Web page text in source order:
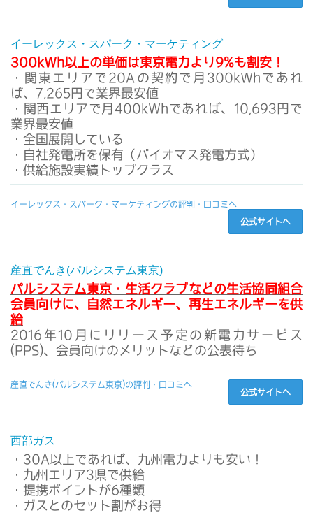
イーレックス・スパーク・マーケティング
300kWh以上の単価は東京電力より9%も割安！
・関東エリアで20Aの契約で月300kWhであれ
ば、7,265円で業界最安値
・関西エリアで月400kWhであれば、10,693円で
業界最安値
・全国展開している
・自社発電所を保有（バイオマス発電方式）
・供給施設実績トップクラス
イーレックス・スパーク・マーケティングの評判・口コミへ
公式サイトへ
産直でんき(パルシステム東京)
パルシステム東京・生活クラブなどの生活協同組合
会員向けに、自然エネルギー、再生エネルギーを供
給
2016年10月にリリース予定の新電力サービス
(PPS)、会員向けのメリットなどの公表待ち
産直でんき(パルシステム東京)の評判・口コミへ
公式サイトへ
西部ガス
・30A以上であれば、九州電力よりも安い！
・九州エリア3県で供給
・提携ポイントが6種類
・ガスとのセット割がお得